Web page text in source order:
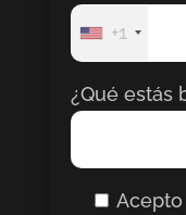
+1
¿Qué estás